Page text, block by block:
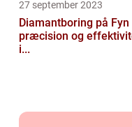
27 september 2023
Diamantboring på Fyn
præcision og
i...